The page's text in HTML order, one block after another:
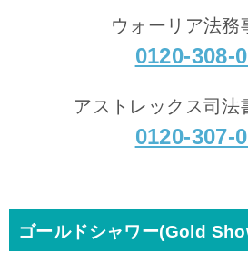
ウォーリア法務
0120-308-
アストレックス司法
0120-307-
ゴールドシャワー(Gold